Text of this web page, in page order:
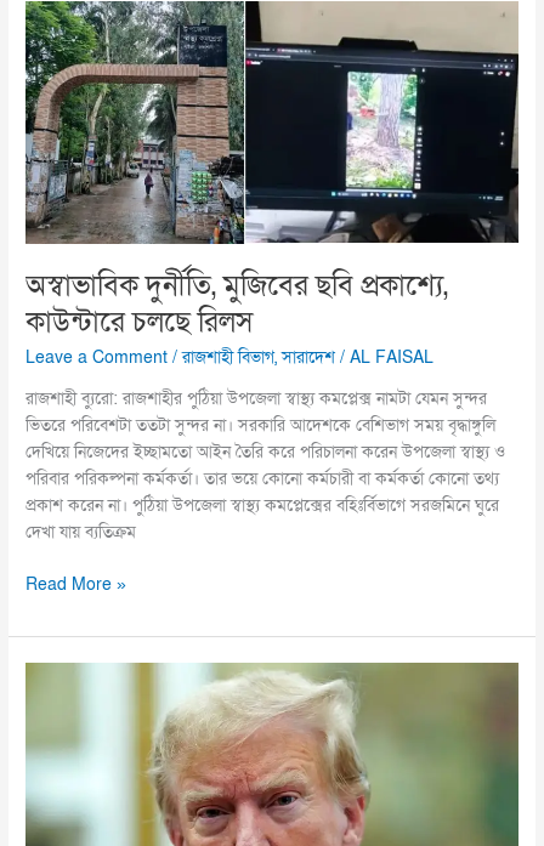
অস্বাভাবিক দুর্নীতি, মুজিবের ছবি প্রকাশ্যে,
কাউন্টারে চলছে রিলস
Leave a Comment /রাজশাহী বিভাগ,সারাদেশ /AL FAISAL
রাজশাহী ব্যুরো: রাজশাহীর পুঠিয়া উপজেলা স্বাস্থ্য কমপ্লেক্স নামটা যেমন সুন্দর
ভিতরে পরিবেশটা ততটা সুন্দর না। সরকারি আদেশকে বেশিভাগ সময় বৃদ্ধাঙ্গুলি
দেখিয়ে নিজেদের ইচ্ছামতো আইন তৈরি করে পরিচালনা করেন উপজেলা স্বাস্থ্য ও
পরিবার পরিকল্পনা কর্মকর্তা। তার ভয়ে কোনো কর্মচারী বা কর্মকর্তা কোনো তথ্য
প্রকাশ করেন না। পুঠিয়া উপজেলা স্বাস্থ্য কমপ্লেক্সের বহিঃর্বিভাগে সরজমিনে ঘুরে
দেখা যায় ব্যতিক্রম
অস্বাভাবিক
দুর্নীতি,
মুজিবের
ছবি
প্রকাশ্যে,
কাউন্টারে
চলছে
রিলস
Read More »
ট্রাম্পের
প্রতারণা:
নিউইয়র্ক